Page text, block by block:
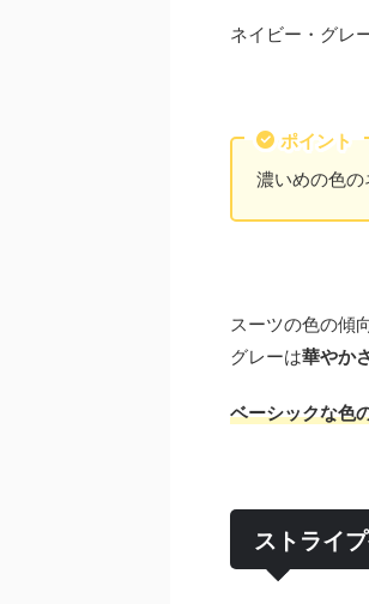
ネイビー・グレ
ポイント
濃いめの色の
スーツの色の傾
グレーは華やか
ベーシックな色
ストライ